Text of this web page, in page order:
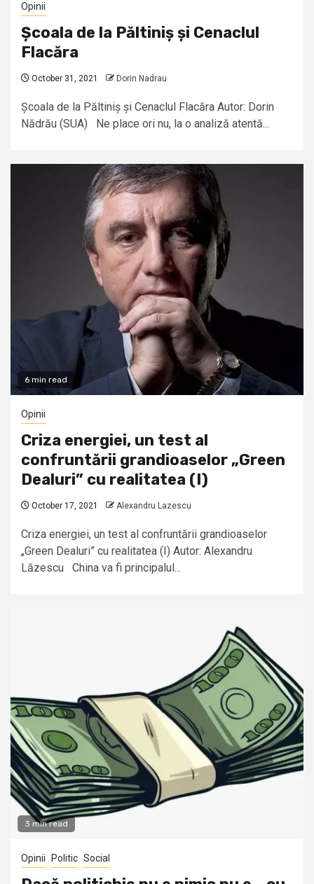
Opinii
Școala de la Păltiniș și Cenaclul
Flacăra
October 31, 2021 Dorin Nadrau
Școala de la Păltiniș și Cenaclul Flacăra Autor: Dorin
Nădrău (SUA) Ne place ori nu, la o analiză atentă...
6 min read
Opinii
Criza energiei, un test al
confruntării grandioaselor „Green
Dealuri” cu realitatea (I)
October 17, 2021 Alexandru Lazescu
Criza energiei, un test al confruntării grandioaselor
„Green Dealuri” cu realitatea (I) Autor: Alexandru
Lăzescu China va fi principalul...
3 min read
Opinii Politic Social